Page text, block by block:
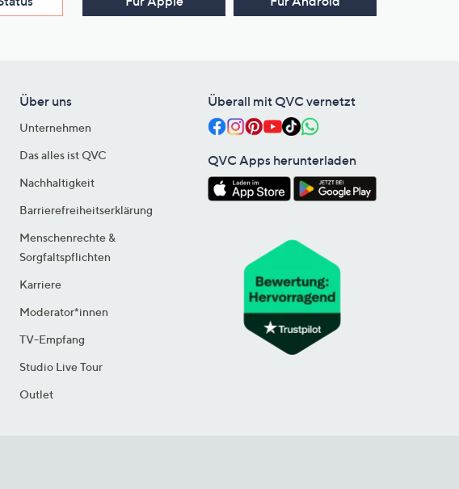
Über uns
Unternehmen
Das alles ist QVC
Nachhaltigkeit
Barrierefreiheitserklärung
Menschenrechte &
Sorgfaltspflichten
Karriere
Moderator*innen
TV-Empfang
Studio Live Tour
Outlet
Überall mit QVC vernetzt
QVC Apps herunterladen